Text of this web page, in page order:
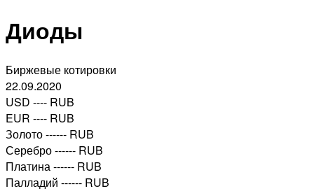
Диоды
Биржевые котировки
22.09.2020
USD ---- RUB
EUR ---- RUB
Золото------ RUB
Серебро------ RUB
Платина------ RUB
Палладий ------ RUB